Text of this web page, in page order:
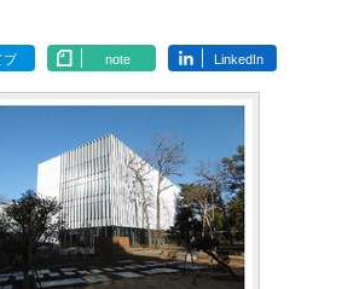
ブ note LinkedIn